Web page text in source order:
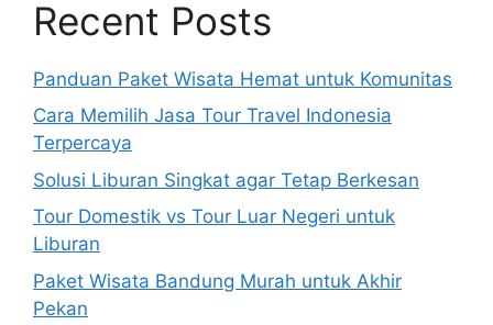
Recent Posts
Panduan Paket Wisata Hemat untuk Komunitas
Cara Memilih Jasa Tour Travel Indonesia
Terpercaya
Solusi Liburan Singkat agar Tetap Berkesan
Tour Domestik vs Tour Luar Negeri untuk
Liburan
Paket Wisata Bandung Murah untuk Akhir
Pekan